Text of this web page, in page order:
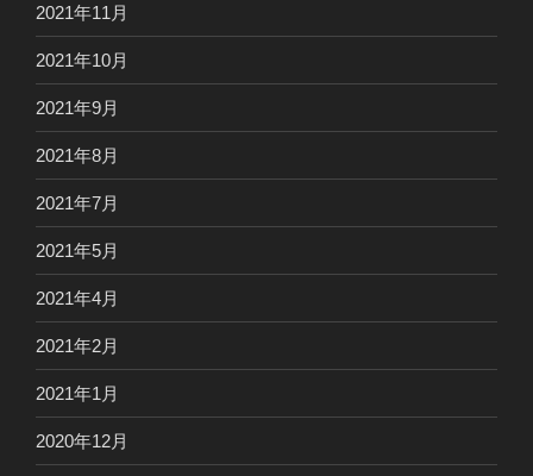
2021年11月
2021年10月
2021年9月
2021年8月
2021年7月
2021年5月
2021年4月
2021年2月
2021年1月
2020年12月